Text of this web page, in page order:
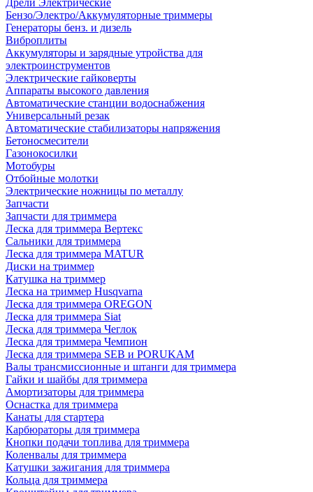
Дрели Электрические
Бензо/Электро/Аккумуляторные триммеры
Генераторы бенз. и дизель
Виброплиты
Аккумуляторы и зарядные утройства для
электроинструментов
Электрические гайковерты
Аппараты высокого давления
Автоматические станции водоснабжения
Универсальный резак
Автоматические стабилизаторы напряжения
Бетоносмесители
Газонокосилки
Мотобуры
Отбойные молотки
Электрические ножницы по металлу
Запчасти
Запчасти для триммера
Леска для триммера Вертекс
Сальники для триммера
Леска для триммера MATUR
Диски на триммер
Катушка на триммер
Леска на триммер Husqvarna
Леска для триммера OREGON
Леска для триммера Siat
Леска для триммера Чеглок
Леска для триммера Чемпион
Леска для триммера SEB и PORUKAM
Валы трансмиссионные и штанги для триммера
Гайки и шайбы для триммера
Амортизаторы для триммера
Оснастка для триммера
Канаты для стартера
Карбюраторы для триммера
Кнопки подачи топлива для триммера
Коленвалы для триммера
Катушки зажигания для триммера
Кольца для триммера